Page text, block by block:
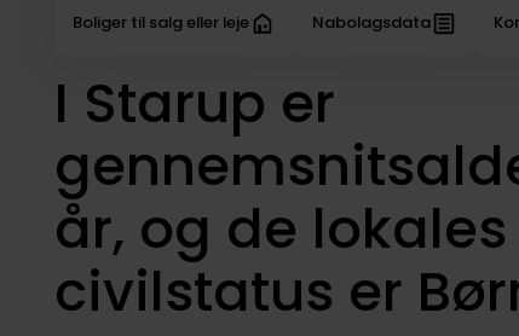
Boliger til salg eller leje Nabolagsdata
I Starup er
år, og de lokales
civilstatus er